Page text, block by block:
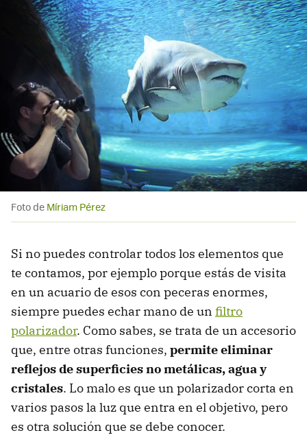
Foto de Míriam Pérez
Si no puedes controlar todos los elementos que
te contamos, por ejemplo porque estás de visita
en un acuario de esos con peceras enormes,
siempre puedes echar mano de un filtro
polarizador. Como sabes, se trata de un accesorio
que, entre otras funciones, permite eliminar
reflejos de superficies no metálicas, agua y
cristales. Lo malo es que un polarizador corta en
varios pasos la luz que entra en el objetivo, pero
es otra solución que se debe conocer.